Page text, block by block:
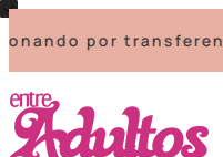
por transferencia